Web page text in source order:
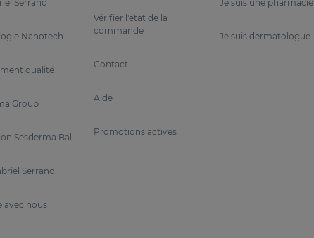
assure queles principes actifs pénètrent profondément
le rajeunissement
Serrano
Nanotech
qualité
Group
Sesderma Bali
Serrano
avec nous
Vérifier l'état de la
commande
Contact
Aide
Promotions actives
Je suis une pharmacie
Je suis dermatologue